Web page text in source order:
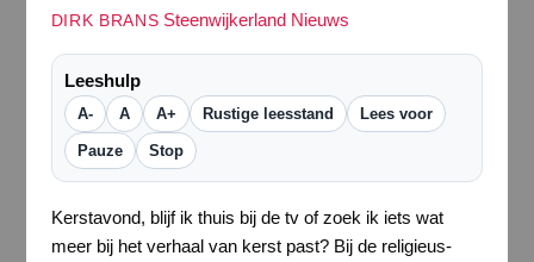
DIRK BRANS Steenwijkerland Nieuws
Leeshulp
A- A A+ Rustige leesstand Lees voor
Pauze Stop
Kerstavond, blijf ik thuis bij de tv of zoek ik iets wat
meer bij het verhaal van kerst past? Bij de religieus-